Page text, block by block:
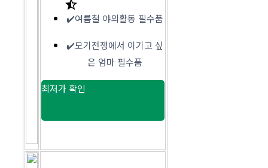
✔️여름철 야외활동 필수품
✔️모기전쟁에서 이기고 싶
은 엄마 필수품
최저가 확인